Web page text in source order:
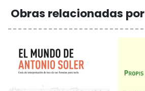
Obras relacionadas